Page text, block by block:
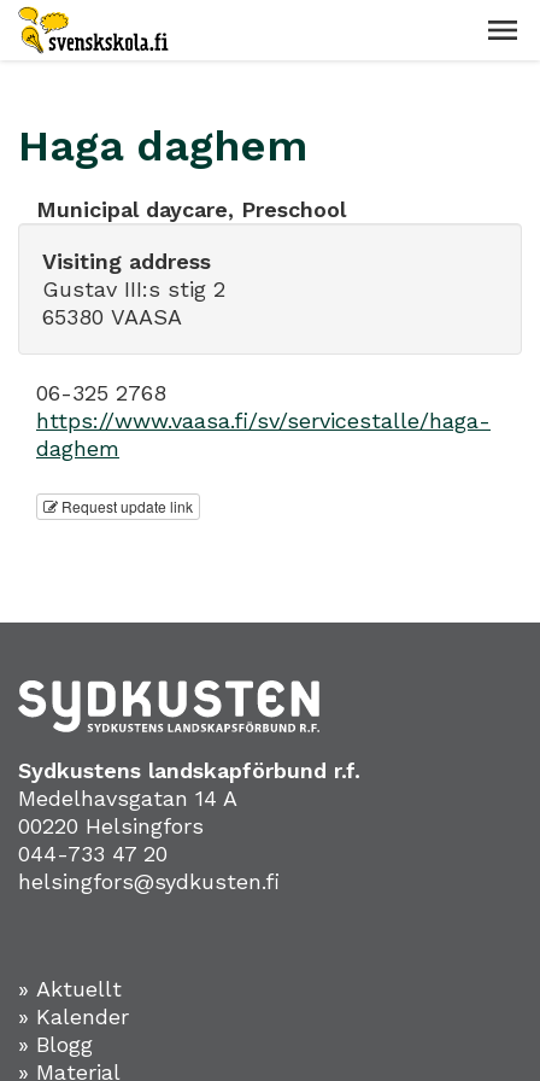
Haga daghem
Municipal daycare, Preschool
Visiting address
Gustav III:s stig 2
65380 VAASA
06-325 2768
https://www.vaasa.fi/sv/servicestalle/haga-
daghem
Request update link
Sydkustens landskapförbund r.f.
Medelhavsgatan 14 A
00220 Helsingfors
044-733 47 20
helsingfors@sydkusten.fi
» Aktuellt
» Kalender
» Blogg
» Material